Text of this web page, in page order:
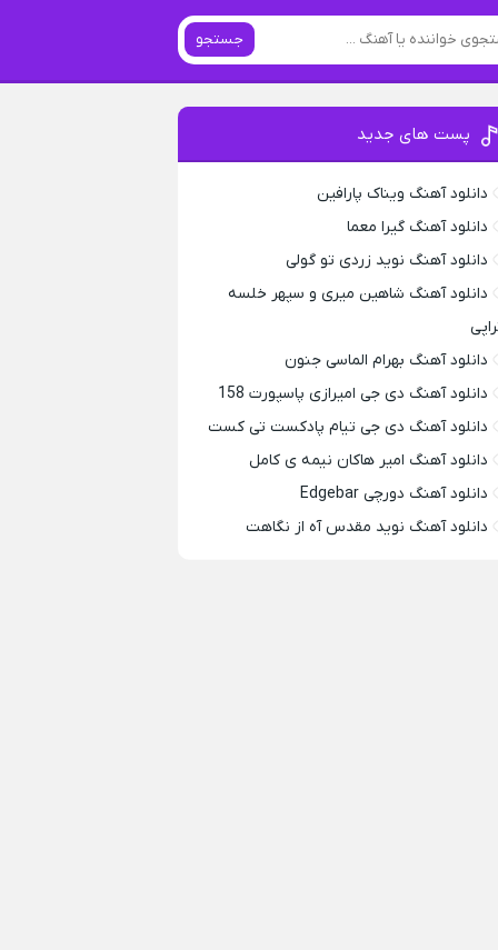
جستجو
پست های جدید
دانلود آهنگ ویناک پارافین
دانلود آهنگ گیرا معما
دانلود آهنگ نوید زردی تو گولی
دانلود آهنگ شاهین میری و سپهر خلسه
دانلود آهنگ بهرام الماسی جنون
دانلود آهنگ دی جی امیرازی پاسپورت 158
دانلود آهنگ دی جی تیام پادکست تی کست
دانلود آهنگ امیر هاکان نیمه ی کامل
دانلود آهنگ دورچی Edgebar
دانلود آهنگ نوید مقدس آه از نگاهت